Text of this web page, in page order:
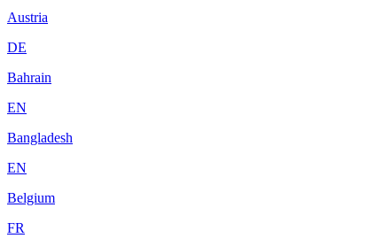
Austria
DE
Bahrain
EN
Bangladesh
EN
Belgium
FR